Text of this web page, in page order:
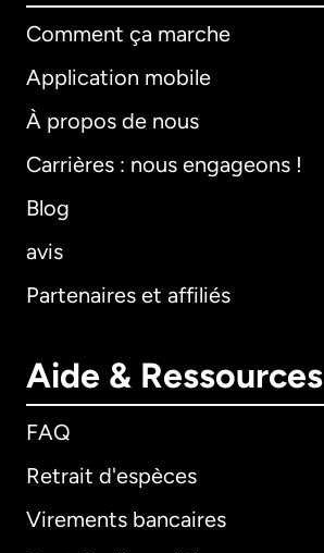
Comment ça marche
Application mobile
À propos de nous
Carrières : nous engageons !
Blog
avis
Partenaires et affiliés
Aide & Ressources
FAQ
Retrait d'espèces
Virements bancaires